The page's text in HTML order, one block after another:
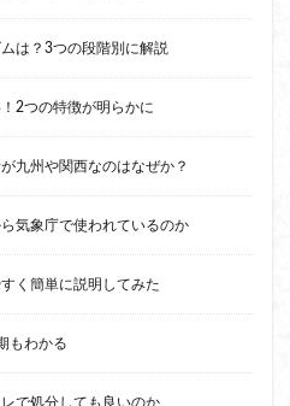
は？3つの段階別に解説
2つの特徴が明らかに
九州や関西なのはなぜか？
気象庁で使われているのか
く簡単に説明してみた
もわかる
で処分しても良いのか